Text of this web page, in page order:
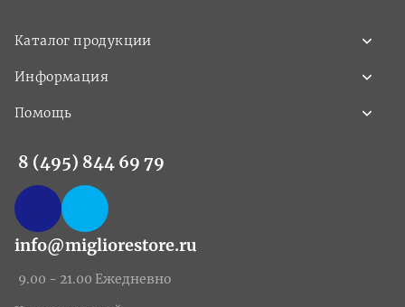
Каталог продукции
Информация
Помощь
8 (495) 844 69 79
info@migliorestore.ru
9.00 - 21.00 Ежедневно